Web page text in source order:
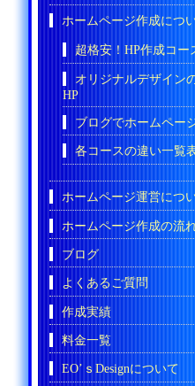
ホームページ作成につ
超格安！HP作成コー
オリジナルデザイン
HP
ブログでホームペー
各コースの違い一覧
ホームページ運営につ
ホームページ作成の流
ブログ
よくあるご質問
作成実績
料金一覧
EO’ｓDesignについて